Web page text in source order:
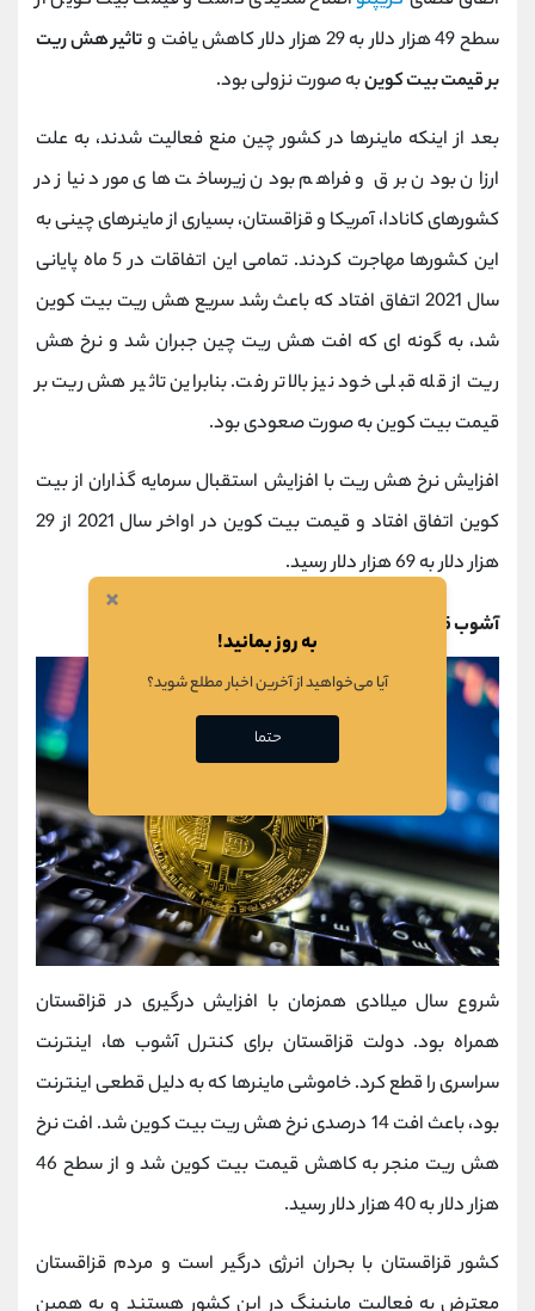
سطح 49 هزار دلار به 29 هزار دلار کاهش یافت و
تاثیر هش ریت
بر قیمت بیت کوینبه صورت نزولی بود.
بعد از اینکه ماینرها در کشور چین منع فعالیت شدند، به علت
ارزان بودن برق و فراهم بودن زیرساخت های مورد نیاز در
کشورهای کانادا، آمریکا و قزاقستان، بسیاری از ماینرهای چینی به
این کشورها مهاجرت کردند. تمامی این اتفاقات در 5 ماه پایانی
سال 2021 اتفاق افتاد که باعث رشد سریع هش ریت بیت کوین
شد، به گونه ای که افت هش ریت چین جبران شد و نرخ هش
ریت از قله قبلی خود نیز بالاتر رفت. بنابراین تاثیر هش ریت بر
قیمت بیت کوین به صورت صعودی بود.
افزایش نرخ هش ریت با افزایش استقبال سرمایه گذاران از بیت
کوین اتفاق افتاد و قیمت بیت کوین در اواخر سال 2021 از 29
هزار دلار به 69 هزار دلار رسید.
آشوب قزاقستان و تاثیر آن بر قیمت بیت کوین
شروع سال میلادی همزمان با افزایش درگیری در قزاقستان
همراه بود. دولت قزاقستان برای کنترل آشوب ها، اینترنت
سراسری را قطع کرد. خاموشی ماینرها که به دلیل قطعی اینترنت
بود، باعث افت 14 درصدی نرخ هش ریت بیت کوین شد. افت نرخ
هش ریت منجر به کاهش قیمت بیت کوین شد و از سطح 46
هزار دلار به 40 هزار دلار رسید.
کشور قزاقستان با بحران انرژی درگیر است و مردم قزاقستان
×
به روز بمانید!
آیا می‌خواهید از آخرین اخبار مطلع شوید؟
حتما